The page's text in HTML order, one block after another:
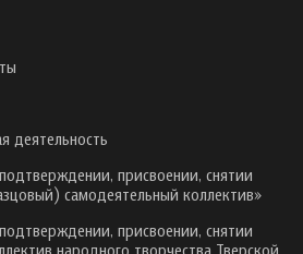
деятельность
присвоении, снятии
самодеятельный коллектив»
присвоении, снятии
народного творчества Тверской